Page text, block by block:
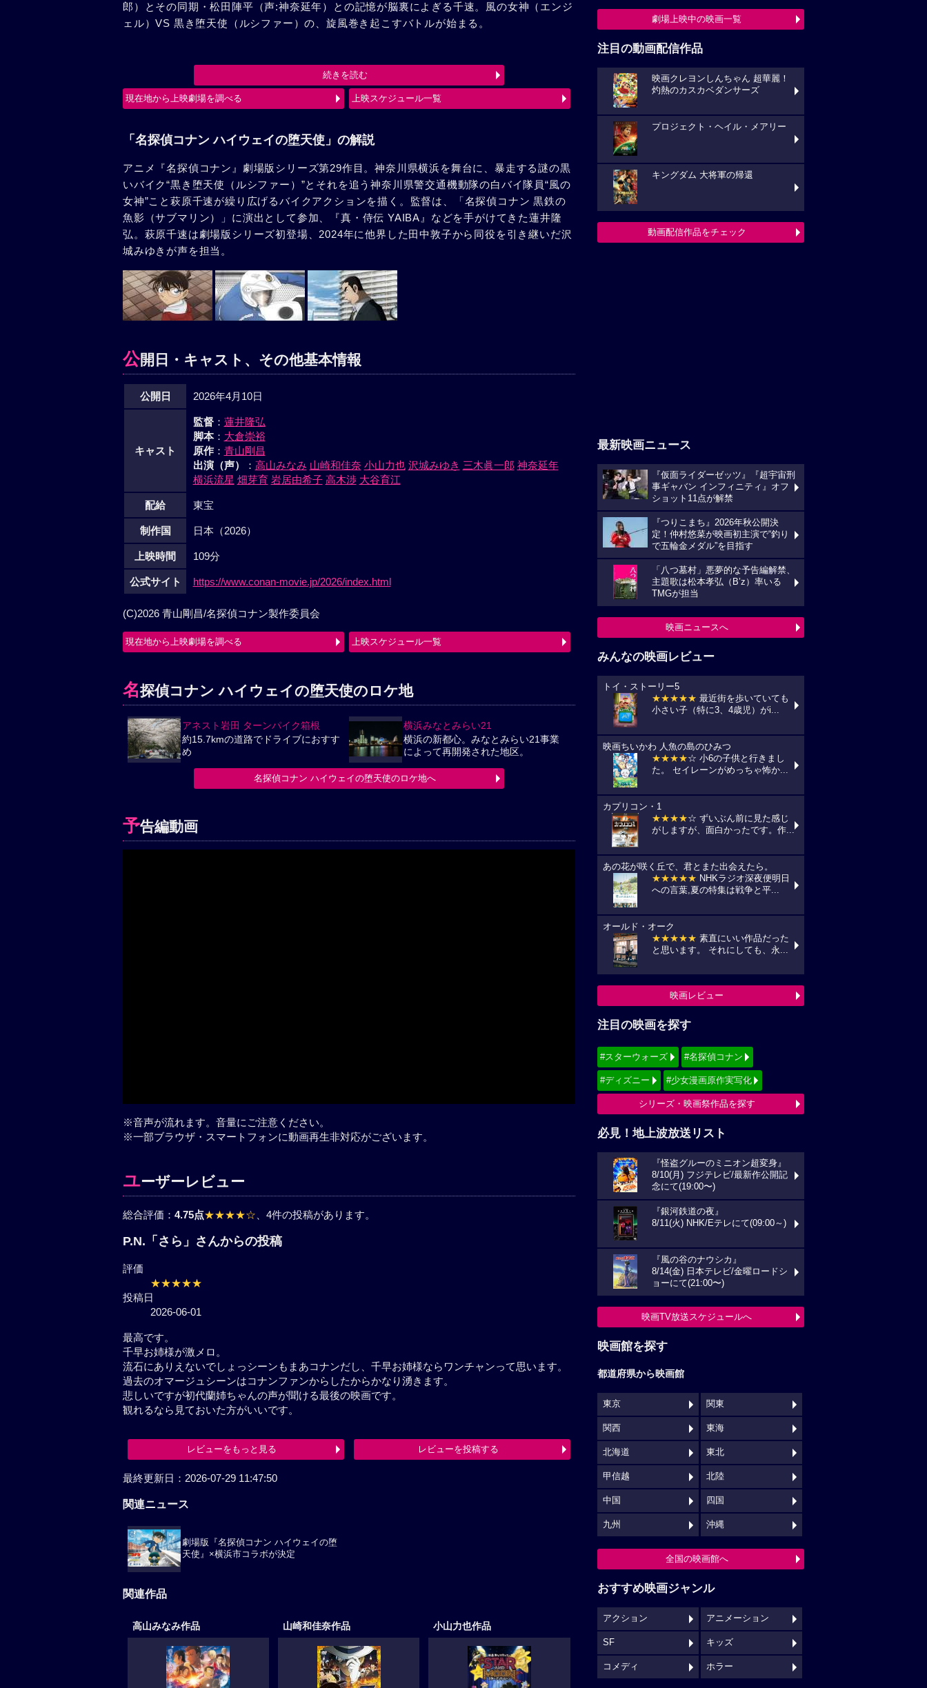
郎）とその同期・松田陣平（声:神奈延年）との記憶が脳裏によぎる千速。風の女神（エンジ
ェル）VS 黒き堕天使（ルシファー）の、旋風巻き起こすバトルが始まる。
続きを読む
現在地から上映劇場を調べる 上映スケジュール一覧
「名探偵コナン ハイウェイの堕天使」の解説
アニメ『名探偵コナン』劇場版シリーズ第29作目。神奈川県横浜を舞台に、暴走する謎の黒
いバイク“黒き堕天使（ルシファー）”とそれを追う神奈川県警交通機動隊の白バイ隊員“風の
女神”こと萩原千速が繰り広げるバイクアクションを描く。監督は、「名探偵コナン 黒鉄の
魚影（サブマリン）」に演出として参加、『真・侍伝 YAIBA』などを手がけてきた蓮井隆
弘。萩原千速は劇場版シリーズ初登場、2024年に他界した田中敦子から同役を引き継いだ沢
城みゆきが声を担当。
公開日・キャスト、その他基本情報
公開日 2026年4月10日
キャスト
監督：蓮井隆弘
脚本：大倉崇裕
原作：青山剛昌
出演（声）
：高山みなみ 山崎和佳奈 小山力也 沢城みゆき 三木眞一郎 神奈延年
横浜流星 畑芽育 岩居由希子 高木渉 大谷育江
配給 東宝
制作国 日本（2026）
上映時間 109分
公式サイト https://www.conan-movie.jp/2026/index.html
(C)2026 青山剛昌/名探偵コナン製作委員会
現在地から上映劇場を調べる 上映スケジュール一覧
名探偵コナン ハイウェイの堕天使のロケ地
アネスト岩田 ターンパイク箱根
約15.7kmの道路でドライブにおすす
め
横浜みなとみらい21
横浜の新都心。みなとみらい21事業
によって再開発された地区。
名探偵コナン ハイウェイの堕天使のロケ地へ
予告編動画
※音声が流れます。音量にご注意ください。
※一部ブラウザ・スマートフォンに動画再生非対応がございます。
ユーザーレビュー
総合評価： 4.75点★★★★☆、4件の投稿があります。
評価
★★★★★
最高です。
千早お姉様が激メロ。
流石にありえないでしょっシーンもまあコナンだし、千早お姉様ならワンチャンって思
います。
過去のオマージュシーンはコナンファンからしたからかなり湧きます。
悲しいですが初代蘭姉ちゃんの声が聞ける最後の映画です。
観れるなら見ておいた方がいいです。
レビューをもっと見る レビューを投稿する
関連ニュース
劇場版『名探偵コナン ハイウェイの堕
天使』×横浜市コラボが決定
関連作品
高山みなみ作品 山崎和佳奈作品 小山力也作品
劇場上映中の映画一覧
注目の動画配信作品
映画クレヨンしんちゃん 超華麗！
灼熱のカスカベダンサーズ
プロジェクト・ヘイル・メアリー
キングダム 大将軍の帰還
動画配信作品をチェック
最新映画ニュース
『仮面ライダーゼッツ』『超宇宙刑
事ギャバン インフィニティ』オフ
ショット11点が解禁
『つりこまち』2026年秋公開決
定！仲村悠菜が映画初主演で“釣り
で五輪金メダル”を目指す
「八つ墓村」悪夢的な予告編解禁、
主題歌は松本孝弘（B’z）率いる
TMGが担当
映画ニュースへ
みんなの映画レビュー
トイ・ストーリー5
★★★★★ 最近街を歩いていても
小さい子（特に3、4歳児）がi...
映画ちいかわ 人魚の島のひみつ
★★★★☆ 小6の子供と行きまし
た。 セイレーンがめっちゃ怖か...
カプリコン・1
★★★★☆ ずいぶん前に見た感じ
がしますが、面白かったです。作...
あの花が咲く丘で、君とまた出会えたら。
★★★★★ NHKラジオ深夜便明日
への言葉,夏の特集は戦争と平...
オールド・オーク
★★★★★ 素直にいい作品だった
と思います。 それにしても、永...
映画レビュー
注目の映画を探す
#スターウォーズ #名探偵コナン
#ディズニー #少女漫画原作実写化
シリーズ・映画祭作品を探す
必見！地上波放送リスト
『怪盗グルーのミニオン超変身』
8/10(月) フジテレビ/最新作公開記
念にて(19:00〜)
『銀河鉄道の夜』
8/11(火) NHK/Eテレにて(09:00～)
『風の谷のナウシカ』
8/14(金) 日本テレビ/金曜ロードシ
ョーにて(21:00〜)
映画TV放送スケジュールへ
映画館を探す
都道府県から映画館
東京 関東
関西 東海
北海道 東北
甲信越 北陸
中国 四国
九州 沖縄
全国の映画館へ
おすすめ映画ジャンル
アクション アニメーション
SF キッズ
コメディ ホラー